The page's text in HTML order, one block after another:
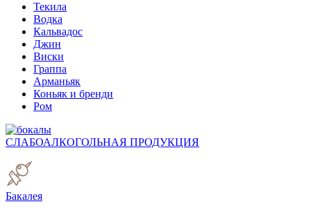
Текила
Водка
Кальвадос
Джин
Виски
Граппа
Арманьяк
Коньяк и бренди
Ром
СЛАБОАЛКОГОЛЬНАЯ ПРОДУКЦИЯ
Бакалея